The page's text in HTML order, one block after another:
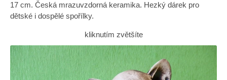
17 cm. Česká mrazuvzdorná keramika. Hezký dárek pro
dětské i dospělé spořílky.
kliknutím zvětšíte